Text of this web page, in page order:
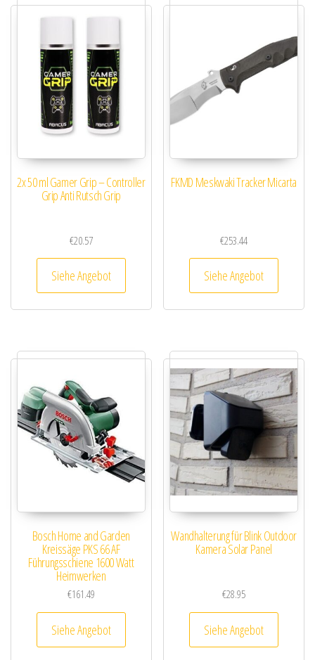
2x 50 ml Gamer Grip – Controller
Grip Anti Rutsch Grip
€20.57
Siehe Angebot
FKMD Meskwaki Tracker Micarta
€253.44
Siehe Angebot
Bosch Home and Garden
Kreissäge PKS 66 AF
Führungsschiene 1600 Watt
Heimwerken
€161.49
Siehe Angebot
Wandhalterung für Blink Outdoor
Kamera Solar Panel
€28.95
Siehe Angebot